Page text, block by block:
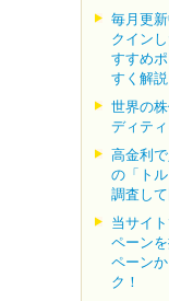
毎月更
クイン
すすめ
すく解説
世界の
ディテ
高金利
の「ト
調査して
当サイ
ペーン
ペーン
ク！